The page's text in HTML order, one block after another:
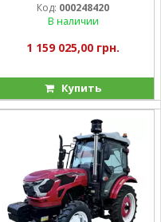
Код: 000248420
В наличии
1 159 025,00 грн.
Купить